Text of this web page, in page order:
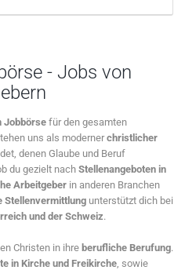
- Jobs von
Jobbörse für den gesamten
uns als modernerchristlicher
denen Glaube und Beruf
du gezielt nach Stellenangeboten in
Arbeitgeber in anderen Branchen
Stellenvermittlung unterstützt dich bei
und der Schweiz.
Christen in ihre berufliche Berufung.
in Kirche und Freikirche , sowie